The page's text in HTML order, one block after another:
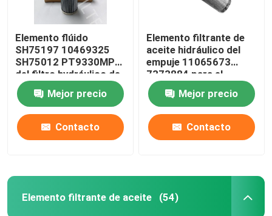
Elemento flúido
SH75197 10469325
SH75012 PT9330MPG
del filtro hydráulico de
la fibra de vidrio
Mejor precio
Contacto
Elemento filtrante de
aceite hidráulico del
empuje 11065673
7373884 para el
excavador Engine
Mejor precio
Contacto
Elemento filtrante de aceite (54)